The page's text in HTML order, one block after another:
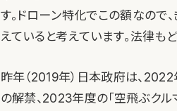
す。ドローン特化でこの額なので
えていると考えています。法律も
昨年（2019年）日本政府は、
の解禁、2023年度の「空飛ぶク